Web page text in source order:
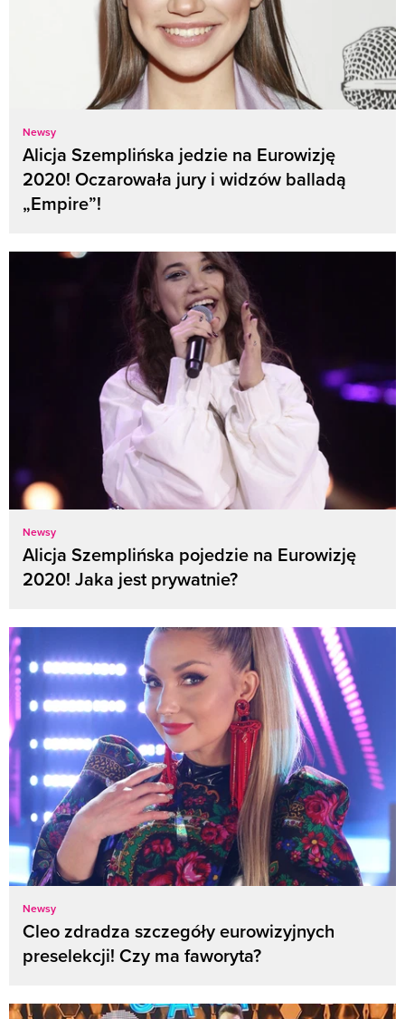
Newsy
Alicja Szemplińska jedzie na Eurowizję
2020! Oczarowała jury i widzów balladą
„Empire”!
Newsy
Alicja Szemplińska pojedzie na Eurowizję
2020! Jaka jest prywatnie?
Newsy
Cleo zdradza szczegóły eurowizyjnych
preselekcji! Czy ma faworyta?